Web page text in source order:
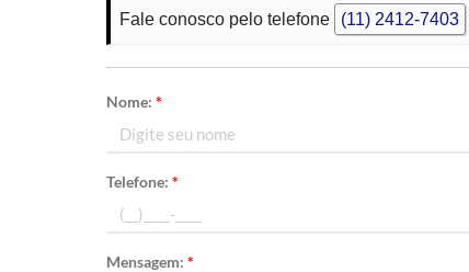
Fale conosco pelo telefone
(11) 2412-7403
Nome:*
Telefone:*
Mensagem:*